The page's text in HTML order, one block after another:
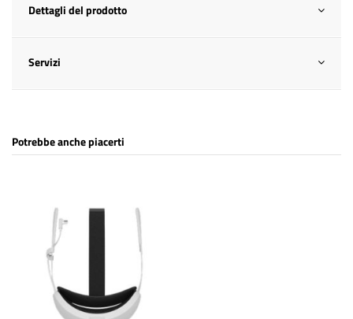
Dettagli del prodotto
Servizi
Potrebbe anche piacerti